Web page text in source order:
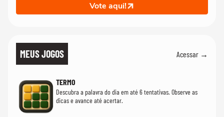
Vote aqui!
MEUS JOGOS Acessar →
TERMO
Descubra a palavra do dia em até 6 tentativas. Observe as
dicas e avance até acertar.